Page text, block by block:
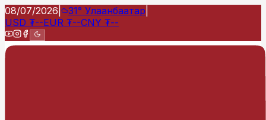
08/07/2026 31° Улаанбаатар
USD ₮--EUR ₮--CNY ₮--